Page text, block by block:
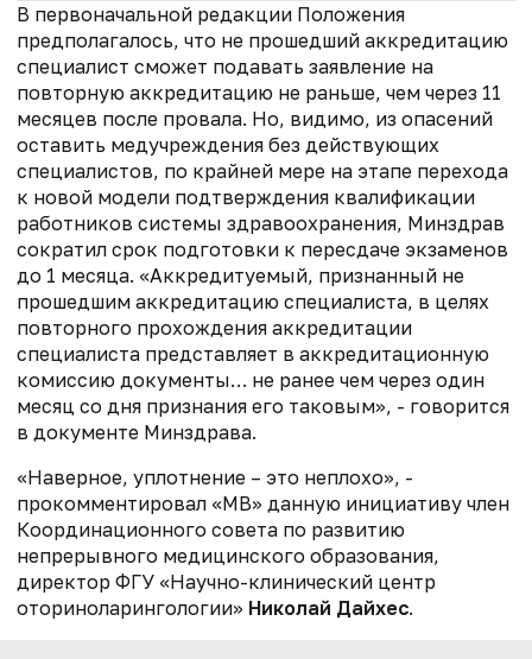
В первоначальной редакции Положения
предполагалось, что не прошедший аккредитацию
специалист сможет подавать заявление на
повторную аккредитацию не раньше, чем через 11
месяцев после провала. Но, видимо, из опасений
оставить медучреждения без действующих
специалистов, по крайней мере на этапе перехода
к новой модели подтверждения квалификации
работников системы здравоохранения, Минздрав
сократил срок подготовки к пересдаче экзаменов
до 1 месяца. «Аккредитуемый, признанный не
прошедшим аккредитацию специалиста, в целях
повторного прохождения аккредитации
специалиста представляет в аккредитационную
комиссию документы… не ранее чем через один
месяц со дня признания его таковым», - говорится
в документе Минздрава.
«Наверное, уплотнение – это неплохо», -
прокомментировал «МВ» данную инициативу член
Координационного совета по развитию
непрерывного медицинского образования,
директор ФГУ «Научно-клинический центр
оториноларингологии» Николай Дайхес.